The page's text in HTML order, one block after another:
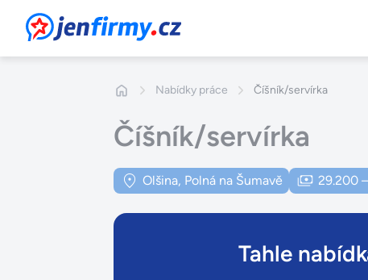
JenFirmy.cz
Nabídky práce Číšník/servírka
Číšník/servírka
Olšina, Polná na Šumavě 29.200
Tahle